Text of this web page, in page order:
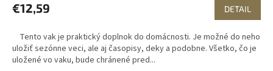
€12,59 DETAIL
Tento vak je praktický doplnok do domácnosti. Je možné do neho
uložiť sezónne veci, ale aj časopisy, deky a podobne. Všetko, čo je
uložené vo vaku, bude chránené pred...